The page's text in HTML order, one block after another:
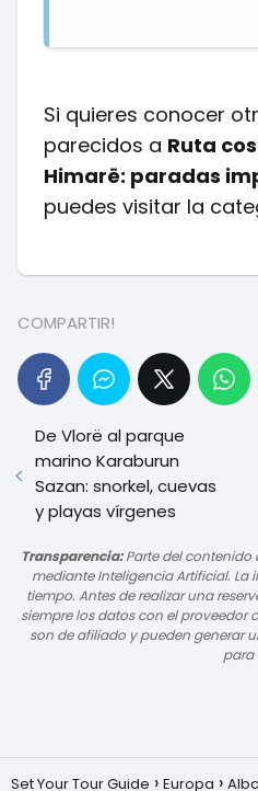
Si quieres conocer
parecidos a Ruta
Himarë: paradas
puedes visitar la
COMPARTIR!
De Vlorë al parque
marino Karaburun
Sazan: snorkel, cuevas
y playas vírgenes
Transparencia:Parte del contenido
mediante Inteligencia Artificial.
tiempo. Antes de realizar una
siempre los datos con el proveedor
son de afiliado y pueden generar
para
Set Your Tour Guide Europa